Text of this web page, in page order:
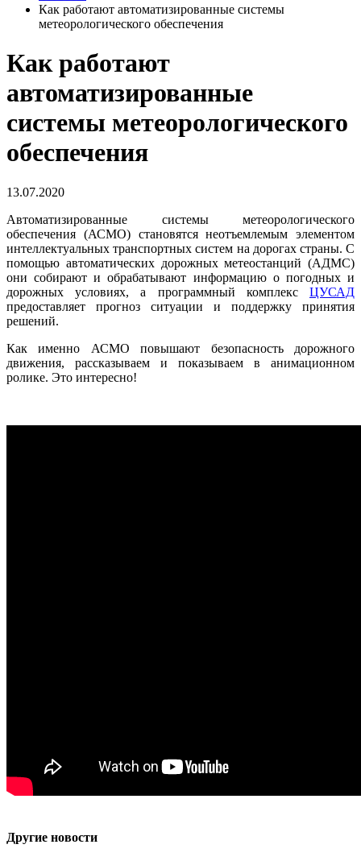
Как работают автоматизированные системы
метеорологического обеспечения
Как работают
автоматизированные
системы метеорологического
обеспечения
13.07.2020
Автоматизированные системы метеорологического
обеспечения (АСМО) становятся неотъемлемым элементом
интеллектуальных транспортных систем на дорогах страны. С
помощью автоматических дорожных метеостанций (АДМС)
они собирают и обрабатывают информацию о погодных и
дорожных условиях, а программный комплекс ЦУСАД
предоставляет прогноз ситуации и поддержку принятия
решений.
Как именно АСМО повышают безопасность дорожного
движения, рассказываем и показываем в анимационном
ролике. Это интересно!
Другие новости